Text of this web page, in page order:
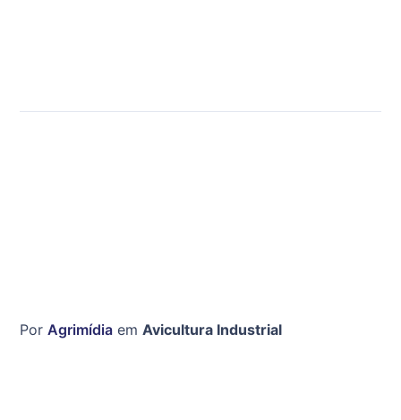
Por Agrimídia em Avicultura Industrial